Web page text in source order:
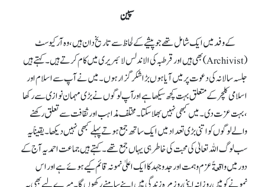
سپین
کے وفد میں ایک شامل تھے جوپیشے کے لحاظ سے تاریخ دان ہیں، وہ آرکیوسٹ
(Archivist)بھی ہیں اور قرطبہ کی الاندلس لائبریری میں کام کرتے ہیں۔ کہتے ہیں
جلسہ سالانہ کی دعوت پر میں آیا ہوں بڑا شکرگزار ہوں۔ میں نے آپ سے اسلام اور
اسلامی کلچر کے متعلق بہت کچھ سیکھا ہے اورآپ لوگوں نے بڑی مہمان نوازی سے رکھا
،بہت عزت دی۔ میں کبھی نہیں بھلا سکتا۔ مختلف مذاہب اور ثقافت سے تعلق رکھنے
والے لوگوں کو اتنی بڑی تعداد میں ایک ساتھ جمع ہوتے پہلے کبھی نہیں دیکھا۔ یقیناً یہ
سب لوگ اللہ تعالیٰ کی محبت کی خاطر ہی یہاں جمع تھے۔ کہتے ہیں جماعت احمدیہ آج کے
دور میں واقعةً عزم و ہمت اور جدوجہد کا ایک اعلیٰ نمونہ قائم کیے ہوئے ہے اور اس